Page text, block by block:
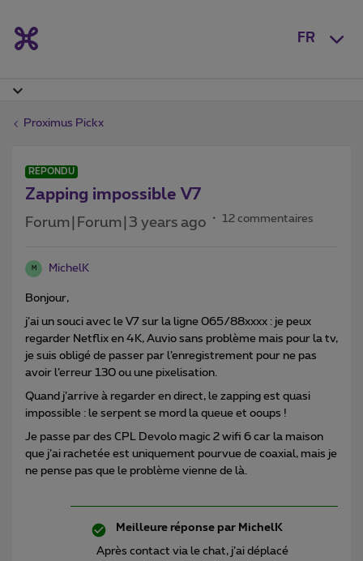
FR
Proximus Pickx
RÉPONDU
Zapping impossible V7
Forum|Forum|3 years ago 12 commentaires
M MichelK
Bonjour,
j’ai un souci avec le V7 sur la ligne 065/88xxxx : je peux
regarder Netflix en 4K, Auvio sans problème mais pour la tv,
je suis obligé de passer par l’enregistrement pour ne pas
avoir l’erreur 130 ou une pixelisation.
Quand j’arrive à regarder en direct, le zapping est quasi
impossible : le serpent se mord la queue et ooups !
Je passe par des CPL Devolo magic 2 wifi 6 car la maison
que j’ai rachetée est uniquement pourvue de coaxial, mais je
ne pense pas que le problème vienne de là.
Meilleure réponse par MichelK
Après contact via le chat, j’ai déplacé